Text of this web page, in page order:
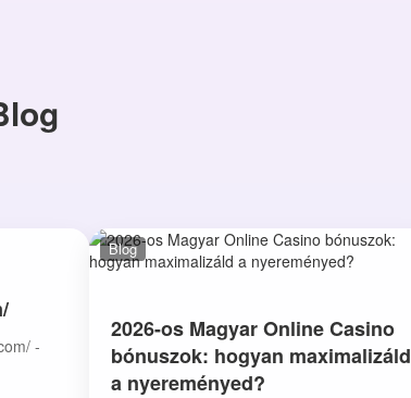
-
Blog
2026-os Magyar Online Casino
bónuszok: hogyan maximalizáld
a nyereményed?